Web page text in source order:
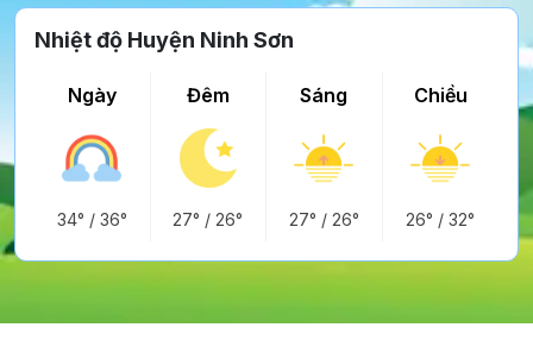
Nhiệt độ Huyện Ninh Sơn
Ngày
34° / 36°
Đêm
27° /26°
Sáng
27° / 26°
Chiều
26° /32°